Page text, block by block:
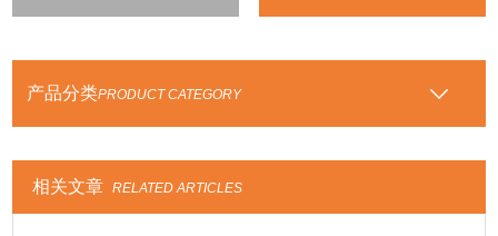
产品分类PRODUCT CATEGORY
相关文章 RELATED ARTICLES